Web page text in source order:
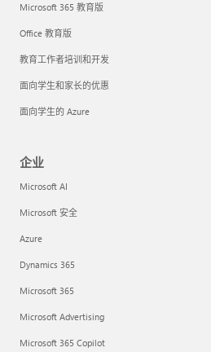
Microsoft 365 教育版
Office 教育版
教育工作者培训和开发
面向学生和家长的优惠
面向学生的 Azure
企业
Microsoft AI
Microsoft 安全
Azure
Dynamics 365
Microsoft 365
Microsoft Advertising
Microsoft 365 Copilot